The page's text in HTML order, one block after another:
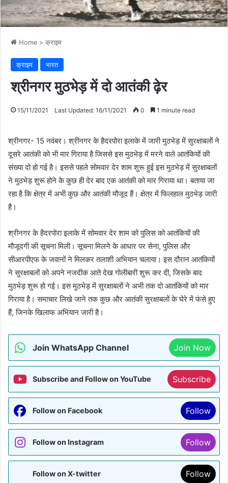
Home > क्राइम
क्राइम भारत
श्रीनगर मुठभेड़ में दो आतंकी ढ़ेर
15/11/2021 Last Updated: 16/11/2021 0 1 minute read
श्रीनगर- 15 नवंबर। श्रीनगर के हैदरपोरा इलाके में जारी मुठभेड़ में सुरक्षाबलों ने
दूसरे आतंकी को भी मार गिराया है जिससे इस मुठभेड़ में मरने वाले आतंकियों की
संख्या दो हो गई है। इससे पहले सोमवार देर शाम शुरू हुई इस मुठभेड़ में सुरक्षाबलों
ने मुठभेड़ शुरू होने के कुछ ही देर बाद एक आतंकी को मार गिराया था। बताया जा
रहा है कि क्षेत्र में अभी कुछ और आतंकी मौजूद हैं। क्षेत्र में फिलहाल मुठभेड़ जारी
है।
श्रीनगर के हैदरपोरा इलाके में सोमवार देर शाम को पुलिस को आतंकियों की
मौजूदगी की सूचना मिली। सूचना मिलने के आधार पर सेना, पुलिस और
सीआरपीएफ के जवानों ने मिलकर तलाशी अभियान चलाया। इस दौरान आतंकियों
ने सुरक्षाबलों को अपने नजदीक आते देख गोलीबारी शुरू कर दी, जिसके बाद
मुठभेड़ शुरू हो गई। इस मुठभेड़ में सुरक्षाबलों ने अभी तक दो आतंकियों को मार
गिराया है। समाचार लिखे जाने तक कुछ और आतंकी सुरक्षाबलों के घेरे में फंसे हुए
हैं, जिनके खिलाफ अभियान जारी है।
Join WhatsApp Channel Join Now
Subscribe and Follow on YouTube Subscribe
Follow on Facebook Follow
Follow on Instagram Follow
Follow on X-twitter Follow